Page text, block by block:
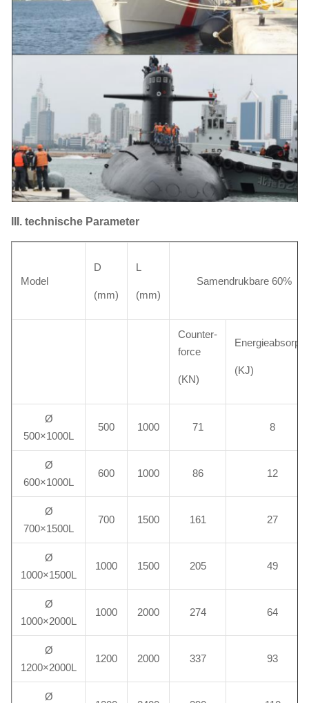
III. technische Parameter
Model
D
(mm)
L
(mm)
Samendrukbare 60%
Counter-
force
(KN)
(KJ)
Ø
500×1000L
500 1000 71 8
Ø
600×1000L
600 1000 86 12
Ø
700×1500L
700 1500 161 27
Ø
1000×1500L
1000 1500 205 49
Ø
1000×2000L
1000 2000 274 64
Ø
1200×2000L
1200 2000 337 93
Ø